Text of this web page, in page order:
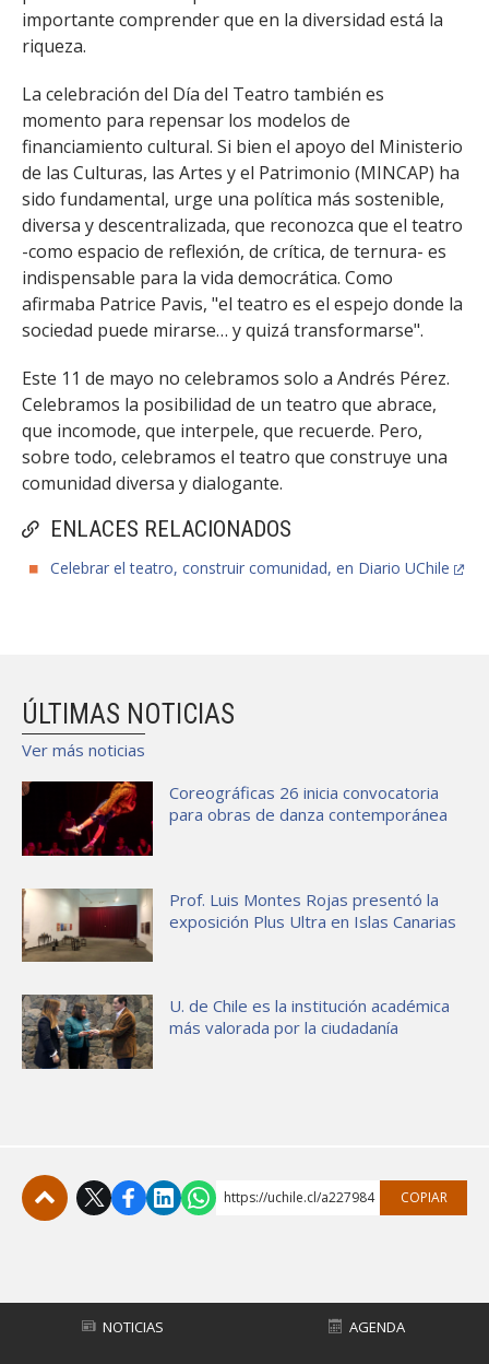
ENLACES RELACIONADOS
Celebrar el teatro, construir comunidad, en Diario UChile
importante comprender que en la diversidad está la
riqueza.
La celebración del Día del Teatro también es
momento para repensar los modelos de
financiamiento cultural. Si bien el apoyo del Ministerio
de las Culturas, las Artes y el Patrimonio (MINCAP) ha
sido fundamental, urge una política más sostenible,
diversa y descentralizada, que reconozca que el teatro
-como espacio de reflexión, de crítica, de ternura- es
indispensable para la vida democrática. Como
afirmaba Patrice Pavis, "el teatro es el espejo donde la
sociedad puede mirarse… y quizá transformarse".
Este 11 de mayo no celebramos solo a Andrés Pérez.
Celebramos la posibilidad de un teatro que abrace,
que incomode, que interpele, que recuerde. Pero,
sobre todo, celebramos el teatro que construye una
comunidad diversa y dialogante.
ÚLTIMAS NOTICIAS
Ver más noticias
Coreográficas 26 inicia convocatoria
para obras de danza contemporánea
Prof. Luis Montes Rojas presentó la
exposición Plus Ultra en Islas Canarias
U. de Chile es la institución académica
más valorada por la ciudadanía
https://uchile.cl/a227984 COPIAR
NOTICIAS AGENDA